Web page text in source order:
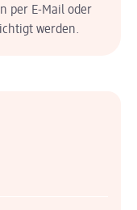
per E-Mail oder
werden.